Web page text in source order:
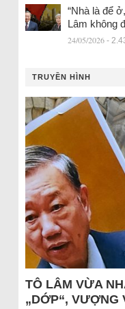
“Nhà là để
Lâm không
24/05/2026 -
TRUYỀN HÌNH
TÔ LÂM VỪA
„DỚP“, VƯỢNG